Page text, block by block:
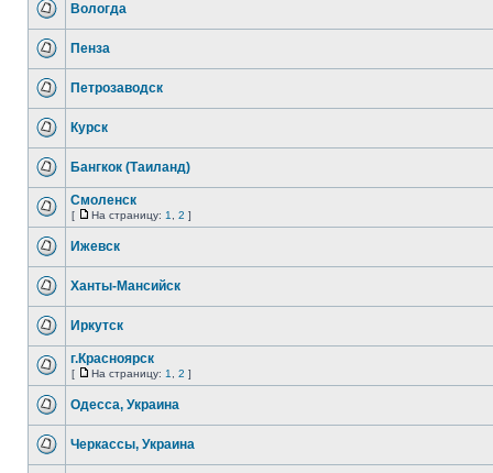
Вологда
Пенза
Петрозаводск
Курск
Бангкок (Таиланд)
Смоленск
[ На страницу: 1 2 ]
Ижевск
Ханты-Мансийск
Иркутск
г.Красноярск
[ На страницу: 1 2 ]
Одесса, Украина
Черкассы, Украина